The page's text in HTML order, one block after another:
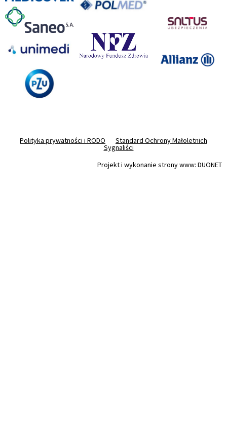
Polityka prywatności i RODO Standard Ochrony Małoletnich
Sygnaliści
Projekt i wykonanie strony www: DUONET